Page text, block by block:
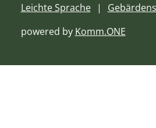
Leichte Sprache
powered by Komm.ONE